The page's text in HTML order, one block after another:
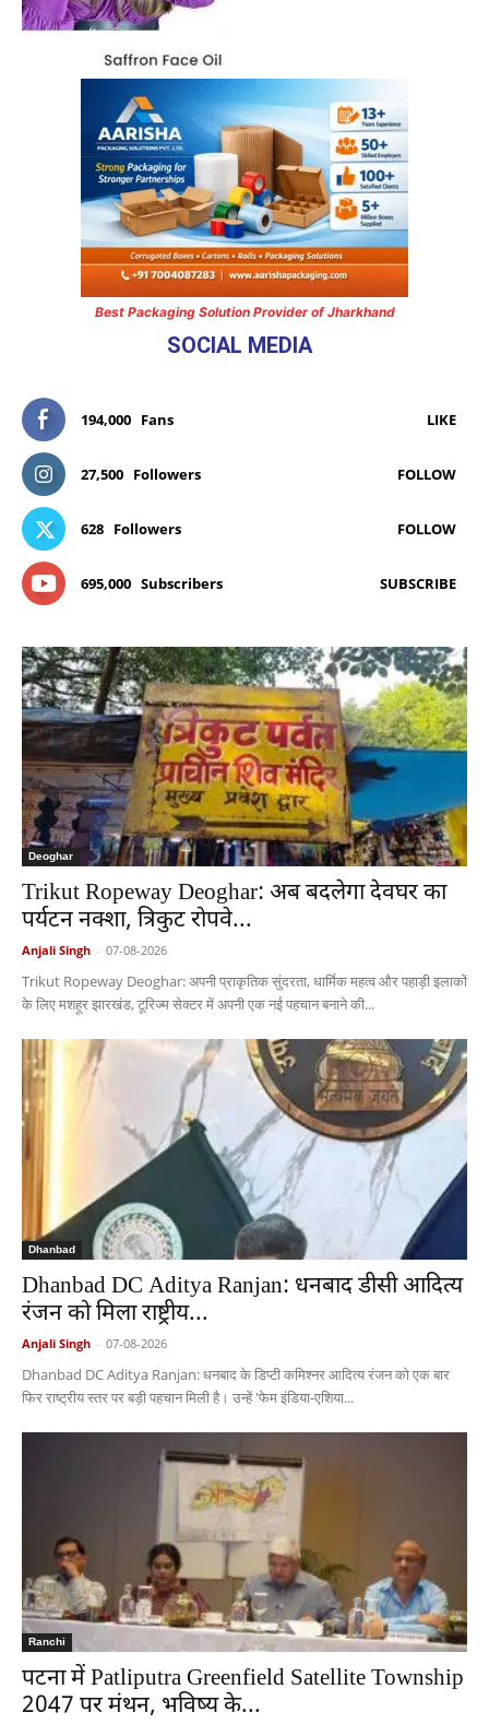
Best Packaging Solution Provider of Jharkhand
SOCIAL MEDIA
194,000 Fans LIKE
27,500 Followers FOLLOW
628 Followers FOLLOW
695,000 Subscribers SUBSCRIBE
Deoghar
Trikut Ropeway Deoghar: अब बदलेगा देवघर का
पर्यटन नक्शा, त्रिकुट रोपवे...
Anjali Singh - 07-08-2026
Trikut Ropeway Deoghar: अपनी प्राकृतिक सुंदरता, धार्मिक महत्व और पहाड़ी इलाकों
के लिए मशहूर झारखंड, टूरिज्म सेक्टर में अपनी एक नई पहचान बनाने की...
Dhanbad
Dhanbad DC Aditya Ranjan: धनबाद डीसी आदित्य
रंजन को मिला राष्ट्रीय...
Anjali Singh - 07-08-2026
Dhanbad DC Aditya Ranjan: धनबाद के डिप्टी कमिश्नर आदित्य रंजन को एक बार
फिर राष्ट्रीय स्तर पर बड़ी पहचान मिली है। उन्हें 'फेम इंडिया-एशिया...
Ranchi
पटना में Patliputra Greenfield Satellite Township
2047 पर मंथन, भविष्य के...